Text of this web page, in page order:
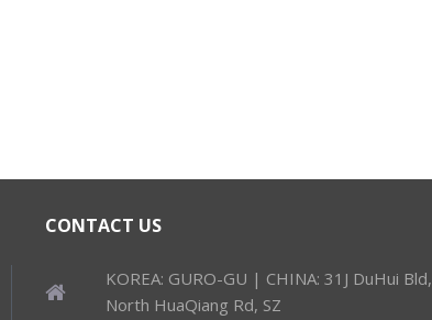
CONTACT US
KOREA: GURO-GU | CHINA: 31J DuHui Bld,
North HuaQiang Rd, SZ